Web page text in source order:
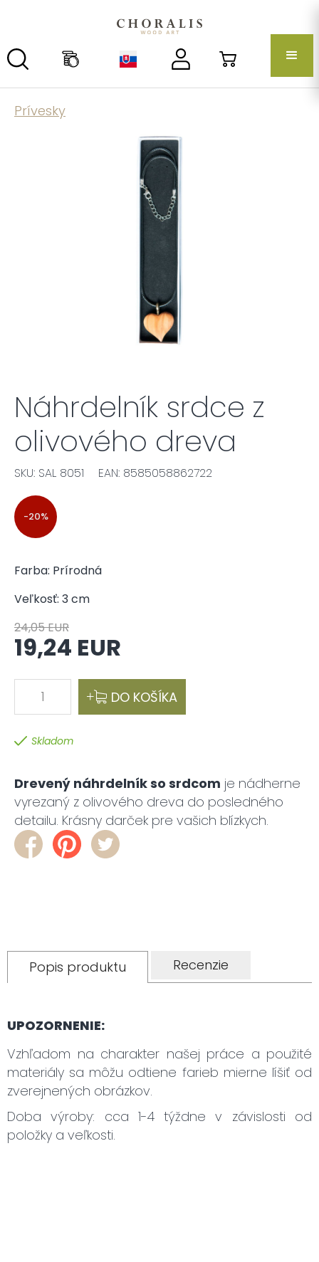
Prívesky
Náhrdelník srdce z
olivového dreva
SKU: SAL 8051 EAN: 8585058862722
-20%
Farba: Prírodná
Veľkosť: 3 cm
24,05 EUR
19,24 EUR
1 DO KOŠÍKA
Skladom
Drevený náhrdelník so srdcom je nádherne
vyrezaný z olivového dreva do posledného
detailu. Krásny darček pre vašich blízkych.
Popis produktu Recenzie
UPOZORNENIE:
Vzhľadom na charakter našej práce a použité
materiály sa môžu odtiene farieb mierne líšiť od
zverejnených obrázkov.
Doba výroby: cca 1-4 týždne v závislosti od
položky a veľkosti.